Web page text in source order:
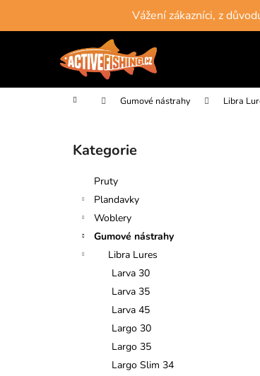
obsah
Vážení zákazníci, z
Domů Gumové nástrahy Libra
Přeskočit
kategorie
Kategorie
Pruty
Plandavky
Woblery
Gumové nástrahy
Libra Lures
Larva 30
Larva 35
Larva 45
Largo 30
Largo 35
Largo Slim 34
o
k
Zpět
Zpět